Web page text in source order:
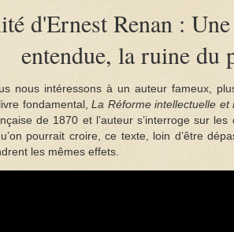
d'Ernest Renan :
entendue, la ruine du
nous intéressons à un auteur fameux,
fondamental,La Réforme intellectuelle et
de 1870 et l’auteur s’interroge sur
pourrait croire, ce texte, loin d’être
les mêmes effets.